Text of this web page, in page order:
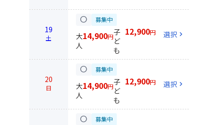
19
土
circle 募集中
大
人
14,900円子
ど
も
12,900円 選択 chevron_right
20
日
circle 募集中
大
人
14,900円子
ど
も
12,900円 選択 chevron_right
circle 募集中